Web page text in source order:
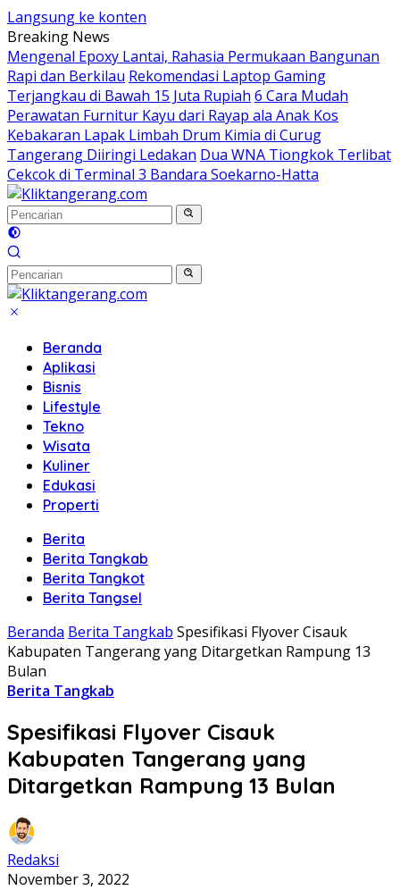
Langsung ke konten
Breaking News
Mengenal Epoxy Lantai, Rahasia Permukaan Bangunan
Rapi dan Berkilau Rekomendasi Laptop Gaming
Terjangkau di Bawah 15 Juta Rupiah 6 Cara Mudah
Perawatan Furnitur Kayu dari Rayap ala Anak Kos
Kebakaran Lapak Limbah Drum Kimia di Curug
Tangerang Diiringi Ledakan Dua WNA Tiongkok Terlibat
Cekcok di Terminal 3 Bandara Soekarno-Hatta
Beranda
Aplikasi
Bisnis
Lifestyle
Tekno
Wisata
Kuliner
Edukasi
Properti
Berita
Berita Tangkab
Berita Tangkot
Berita Tangsel
Beranda Berita Tangkab Spesifikasi Flyover Cisauk
Kabupaten Tangerang yang Ditargetkan Rampung 13
Bulan
Berita Tangkab
Spesifikasi Flyover Cisauk
Kabupaten Tangerang yang
Ditargetkan Rampung 13 Bulan
Redaksi
November 3, 2022